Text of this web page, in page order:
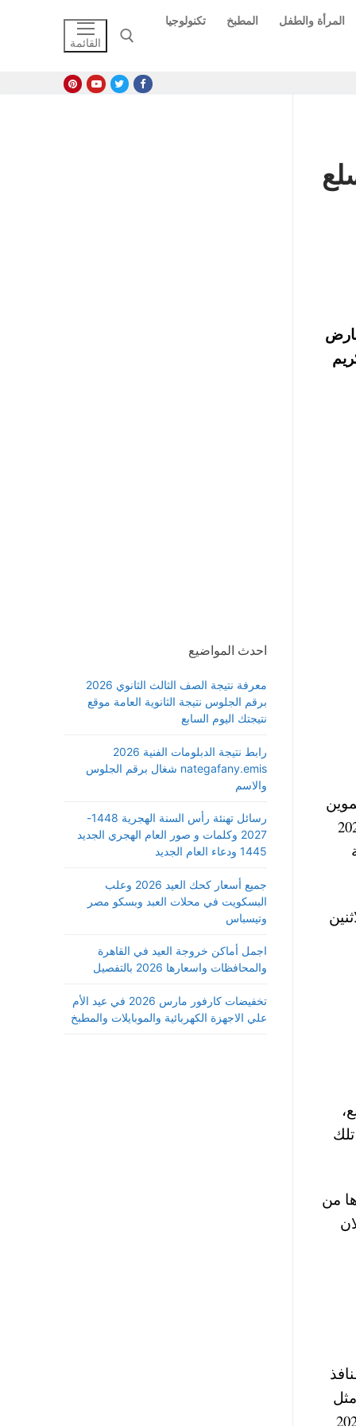
المرأة والطفل المطبخ تكنولوجيا
القائمة
سلع
الكريم
منافذ التموين
سيكون في الفترة من شهر فبراير وحتي شهر رمضان 2026
متر مربع،
من
مثل
في شكل عبوات مناسبة للمواطنين وكذلك كرتونة رمضان 2026
احدث المواضيع
معرفة نتيجة الصف الثالث الثانوي 2026
برقم الجلوس نتيجة الثانوية العامة موقع
نتيجتك اليوم السابع
رابط نتيجة الدبلومات الفنية 2026
nategafany.emis شغال برقم الجلوس
والاسم
رسائل تهنئة رأس السنة الهجرية 1448-
2027 وكلمات و صور العام الهجري الجديد
1445 ودعاء العام الجديد
جميع أسعار كحك العيد 2026 وعلب
البسكويت في محلات العبد وبسكو مصر
وتيسباس
اجمل أماكن خروجة العيد في القاهرة
والمحافظات واسعارها 2026 بالتفصيل
تخفيضات كارفور مارس 2026 في عيد الأم
علي الاجهزة الكهربائية والموبايلات والمطبخ